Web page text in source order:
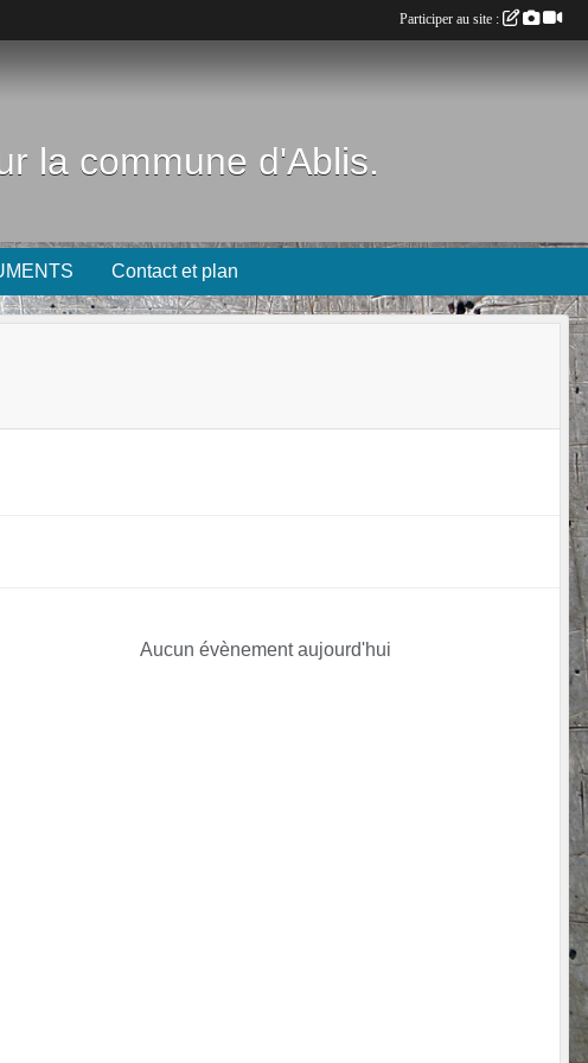
la commune d'Ablis.
Contact et plan
Aucun évènement aujourd'hui
Participer au site :